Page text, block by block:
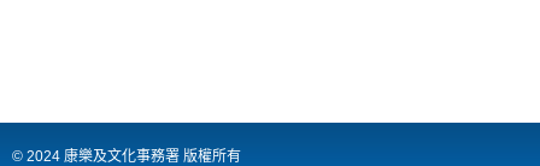
© 2024 康樂及文化事務署 版權所有